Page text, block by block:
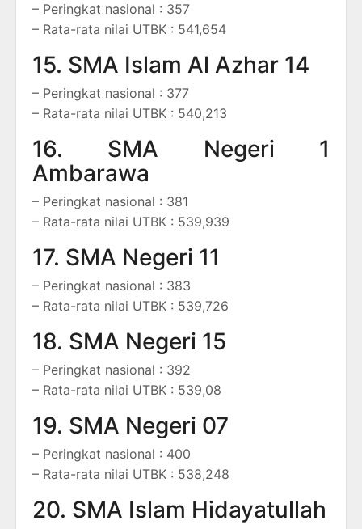
– Peringkat nasional : 357
– Rata-rata nilai UTBK : 541,654
15. SMA Islam Al Azhar 14
– Peringkat nasional : 377
– Rata-rata nilai UTBK : 540,213
16. SMA Negeri 1
Ambarawa
– Peringkat nasional : 381
– Rata-rata nilai UTBK : 539,939
17. SMA Negeri 11
– Peringkat nasional : 383
– Rata-rata nilai UTBK : 539,726
18. SMA Negeri 15
– Peringkat nasional : 392
– Rata-rata nilai UTBK : 539,08
19. SMA Negeri 07
– Peringkat nasional : 400
– Rata-rata nilai UTBK : 538,248
20. SMA Islam Hidayatullah